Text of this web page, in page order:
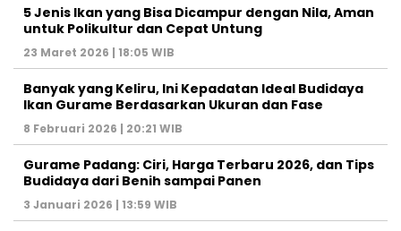
5 Jenis Ikan yang Bisa Dicampur dengan Nila, Aman
untuk Polikultur dan Cepat Untung
23 Maret 2026 | 18:05 WIB
Banyak yang Keliru, Ini Kepadatan Ideal Budidaya
Ikan Gurame Berdasarkan Ukuran dan Fase
8 Februari 2026 | 20:21 WIB
Gurame Padang: Ciri, Harga Terbaru 2026, dan Tips
Budidaya dari Benih sampai Panen
3 Januari 2026 | 13:59 WIB